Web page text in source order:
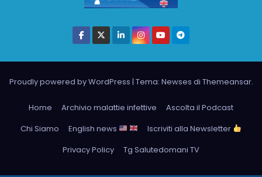
Proudly powered by WordPress | Tema: Newses di Themeansar.
Home Archivio malattie infettive
Ascolta il Podcast
Chi Siamo
English news
Iscriviti alla Newsletter
Privacy Policy
Tg Salutedomani TV